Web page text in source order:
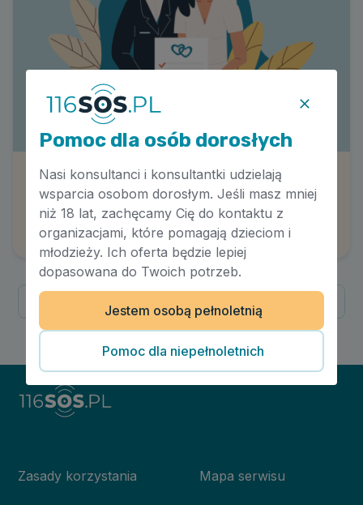
Prawa i obowiązki małżeńskie – wybrane
zagadnienia
Autor: Agnieszka Olszewska-Dąbrowska
1/1
Zasady korzystania Mapa serwisu
Pomoc dla osób dorosłych
Nasi konsultanci i konsultantki udzielają
wsparcia osobom dorosłym. Jeśli masz mniej
niż 18 lat, zachęcamy Cię do kontaktu z
organizacjami, które pomagają dzieciom i
młodzieży. Ich oferta będzie lepiej
dopasowana do Twoich potrzeb.
Jestem osobą pełnoletnią
Pomoc dla niepełnoletnich